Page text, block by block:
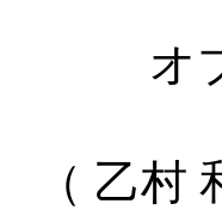
オ
（ 乙村